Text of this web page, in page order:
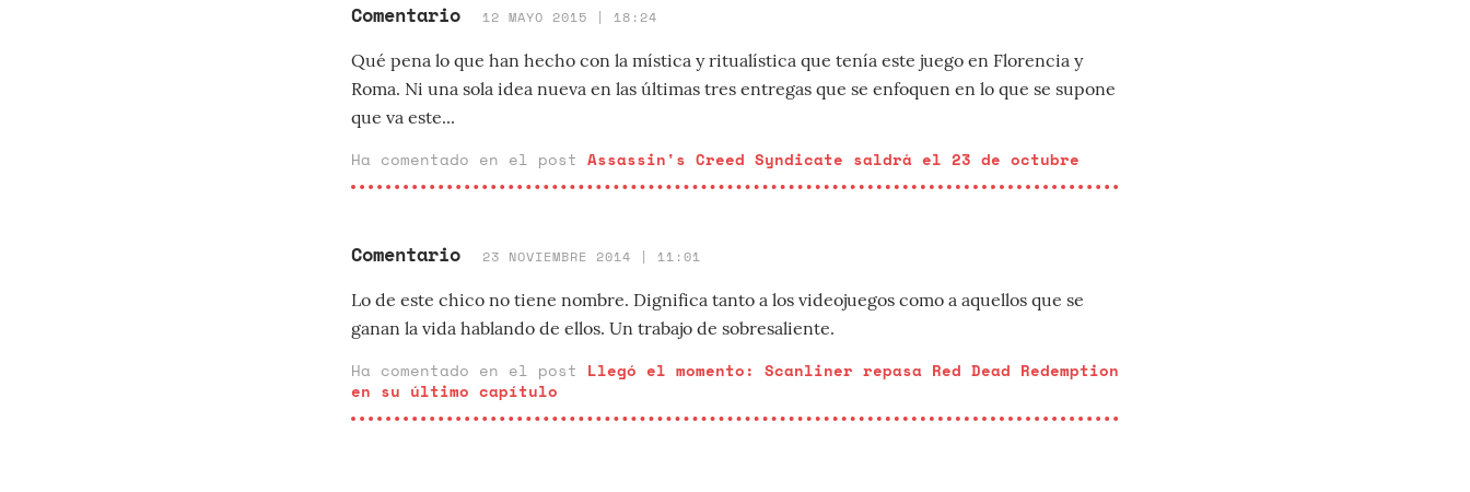
Comentario 12 MAYO 2015 | 18:24
Qué pena lo que han hecho con la mística y ritualística que tenía este juego en Florencia y
Roma. Ni una sola idea nueva en las últimas tres entregas que se enfoquen en lo que se supone
que va este...
Ha comentado en el post Assassin's Creed Syndicate saldrá el 23 de octubre
Comentario 23 NOVIEMBRE 2014 | 11:01
Lo de este chico no tiene nombre. Dignifica tanto a los videojuegos como a aquellos que se
ganan la vida hablando de ellos. Un trabajo de sobresaliente.
Ha comentado en el post Llegó el momento: Scanliner repasa Red Dead Redemption
en su último capítulo